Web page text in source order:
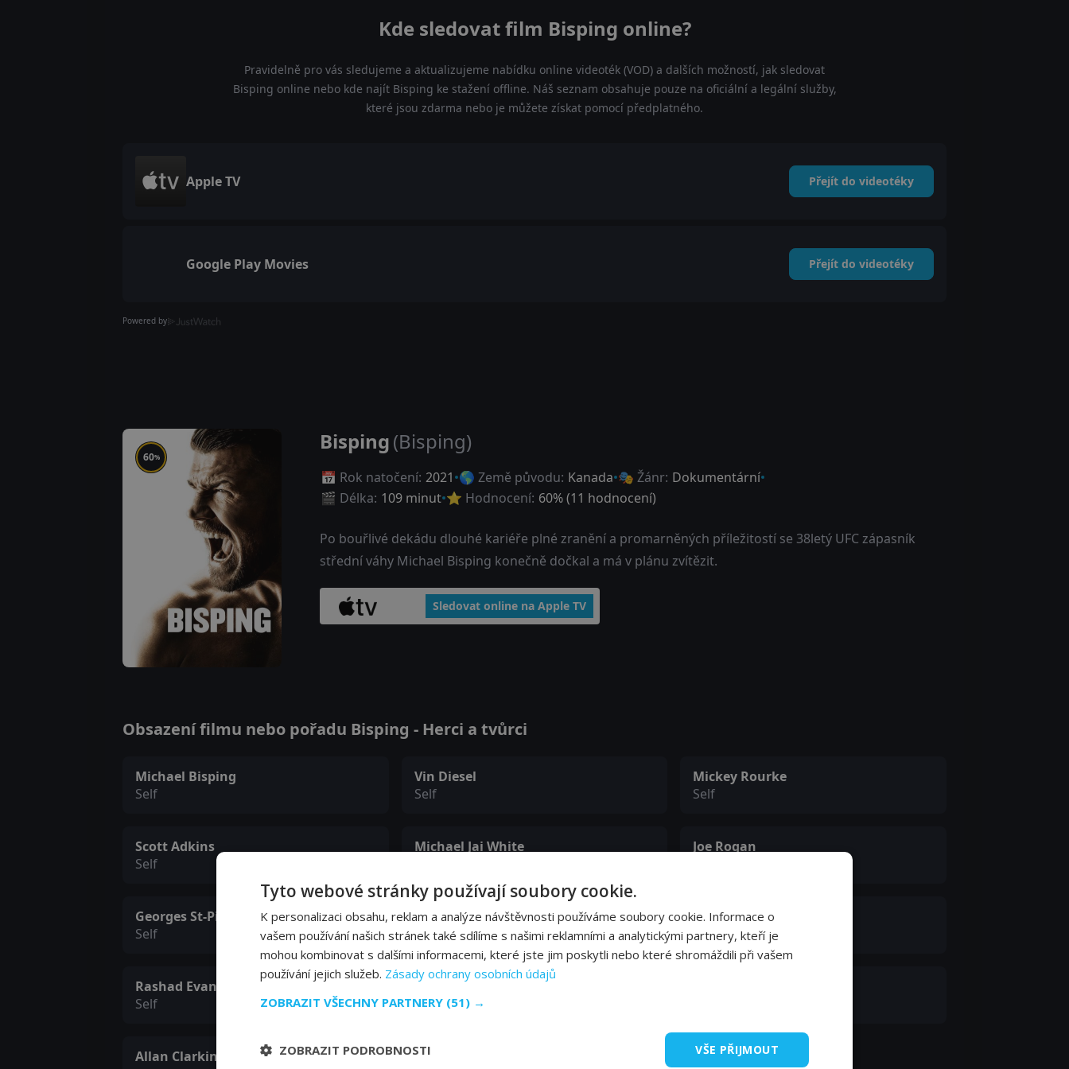
Kde sledovat film Bisping online?
Pravidelně pro vás sledujeme a aktualizujeme nabídku online videoték (VOD) a dalších možností, jak sledovat
Bisping online nebo kde najít Bisping ke stažení offline. Náš seznam obsahuje pouze na oficiální a legální služby,
které jsou zdarma nebo je můžete získat pomocí předplatného.
Apple TV Přejít do videotéky
Google Play Movies Přejít do videotéky
Powered by
60%
Bisping(Bisping)
📅 Rok natočení: 2021 🌎 Země původu: Kanada 🎭 Žánr: Dokumentární
🎬 Délka: 109 minut ⭐ Hodnocení: 60% (11 hodnocení)
Po bouřlivé dekádu dlouhé kariéře plné zranění a promarněných příležitostí se 38letý UFC zápasník
střední váhy Michael Bisping konečně dočkal a má v plánu zvítězit.
Sledovat online na Apple TV
Obsazení filmu nebo pořadu Bisping - Herci a tvůrci
Michael Bisping
Self
Vin Diesel
Self
Mickey Rourke
Self
Scott Adkins
Self
Michael Jai White
Joe Rogan
Georges St-Pierre
Self
Tito Ortiz
Self
Dana White
Self
Rashad Evans
Self
Karyn Bryant
Self
Allan Clarkin
Bruce Buffer
Tyto webové stránky používají soubory cookie.
K personalizaci obsahu, reklam a analýze návštěvnosti používáme soubory cookie. Informace o
vašem používání našich stránek také sdílíme s našimi reklamními a analytickými partnery, kteří je
mohou kombinovat s dalšími informacemi, které jste jim poskytli nebo které shromáždili při vašem
používání jejich služeb. Zásady ochrany osobních údajů
ZOBRAZIT VŠECHNY PARTNERY (51) →
VŠE PŘIJMOUT
ZOBRAZIT PODROBNOSTI